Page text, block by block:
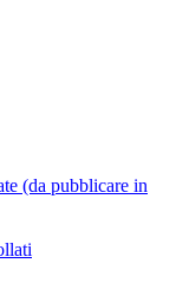
(da pubblicare in